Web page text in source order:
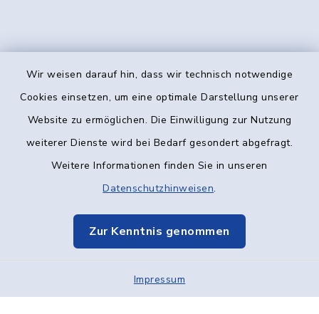
Wir weisen darauf hin, dass wir technisch notwendige
Cookies einsetzen, um eine optimale Darstellung unserer
Website zu ermöglichen. Die Einwilligung zur Nutzung
weiterer Dienste wird bei Bedarf gesondert abgefragt.
Weitere Informationen finden Sie in unseren
Datenschutzhinweisen.
Zur Kenntnis genommen
Impressum
Kontakt
Datenschutz
Elektronische Kommunikation
Sitemap